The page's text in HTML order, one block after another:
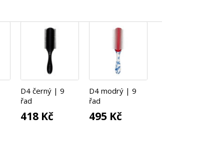
D4 černý | 9
řad
418 Kč
D4 modrý | 9
řad
495 Kč